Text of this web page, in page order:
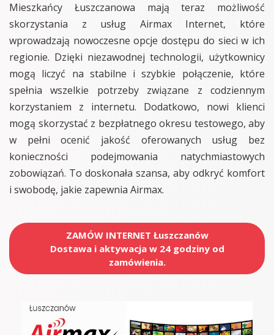
Mieszkańcy Łuszczanowa mają teraz możliwość
skorzystania z usług Airmax Internet, które
wprowadzają nowoczesne opcje dostępu do sieci w ich
regionie. Dzięki niezawodnej technologii, użytkownicy
mogą liczyć na stabilne i szybkie połączenie, które
spełnia wszelkie potrzeby związane z codziennym
korzystaniem z internetu. Dodatkowo, nowi klienci
mogą skorzystać z bezpłatnego okresu testowego, aby
w pełni ocenić jakość oferowanych usług bez
konieczności podejmowania natychmiastowych
zobowiązań. To doskonała szansa, aby odkryć komfort
i swobodę, jakie zapewnia Airmax.
ZAMÓW INTERNET Łuszczanów
Dostawa i aktywacja w 24 godziny od
zamówienia.